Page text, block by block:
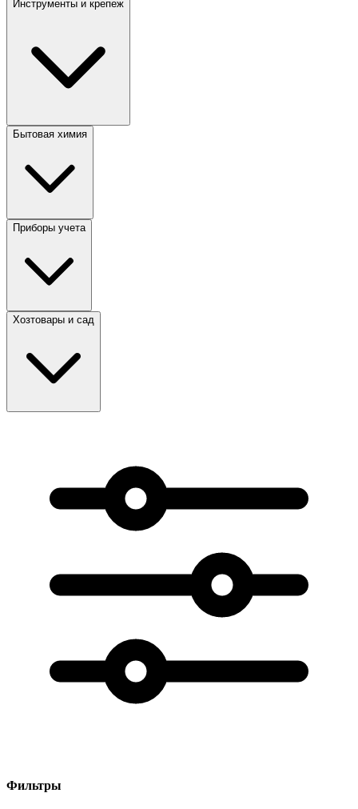
Инструменты и крепеж
Бытовая химия
Приборы учета
Хозтовары и сад
Фильтры